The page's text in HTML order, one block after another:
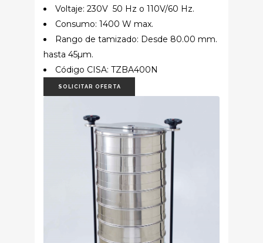
Voltaje: 230V ­ 50 Hz o 110V/60 Hz.
Consumo: 1400 W max.
Rango de tamizado: Desde 80.00 mm.
hasta 45µm.
Código CISA: TZBA400N
SOLICITAR OFERTA